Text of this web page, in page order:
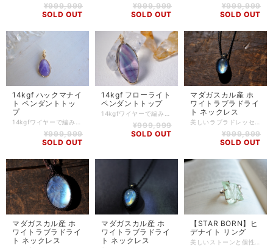
¥999,999
SOLD OUT
¥999,999
SOLD OUT
¥999,999
SOLD OUT
14kgf ハックマナイ
ト ペンダントトッ
プ
¥999,999
SOLD OUT
14kgf フローライト
ペンダントトップ
¥999,999
SOLD OUT
マダガスカル産 ホ
ワイトラブラドライ
ト ネックレス
¥999,999
SOLD OUT
マダガスカル産 ホ
ワイトラブラドライ
ト ネックレス
マダガスカル産 ホ
ワイトラブラドライ
ト ネックレス
【STAR BORN】ヒ
デナイト リング